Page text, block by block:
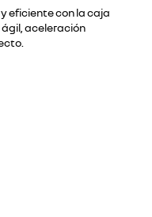
eficiente con la caja
aceleración